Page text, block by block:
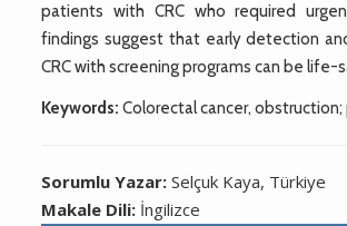
patients with CRC who required
findings suggest that early detection
CRC with screening programs can be life-
Keywords: Colorectal cancer,
Sorumlu Yazar:Selçuk Kaya, Türkiye
Makale Dili: İngilizce